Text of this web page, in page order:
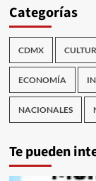
Categorías
CDMX
ECONOMÍA
NACIONALES
Te pueden